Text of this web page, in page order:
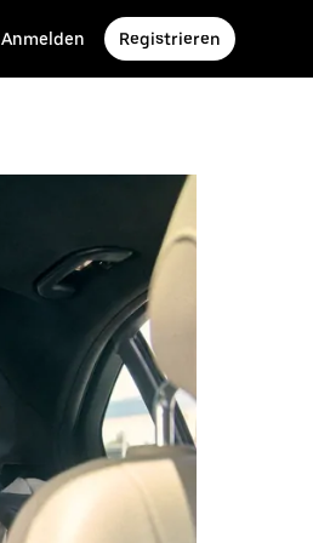
Anmelden Registrieren